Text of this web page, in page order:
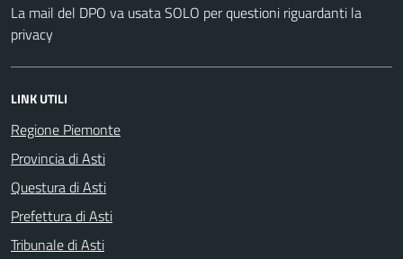
La mail del DPO va usata SOLO per questioni riguardanti la
privacy
LINK UTILI
Regione Piemonte
Provincia di Asti
Questura di Asti
Prefettura di Asti
Tribunale di Asti